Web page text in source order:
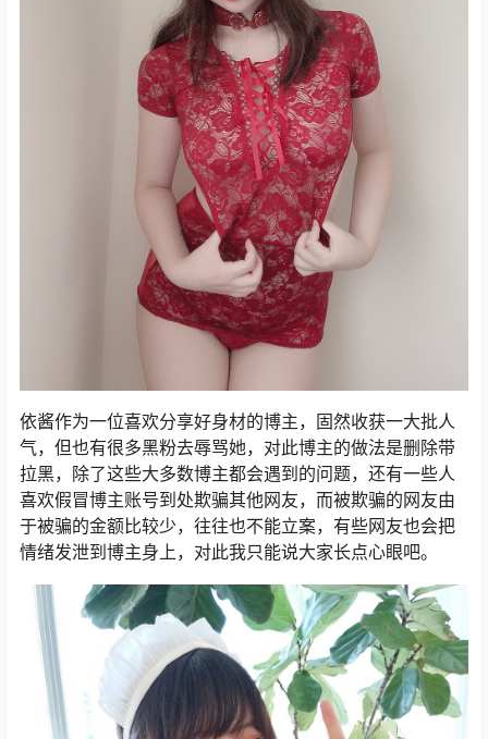
依酱作为一位喜欢分享好身材的博主，固然收获一大批人
气，但也有很多黑粉去辱骂她，对此博主的做法是删除带
拉黑，除了这些大多数博主都会遇到的问题，还有一些人
喜欢假冒博主账号到处欺骗其他网友，而被欺骗的网友由
于被骗的金额比较少，往往也不能立案，有些网友也会把
情绪发泄到博主身上，对此我只能说大家长点心眼吧。